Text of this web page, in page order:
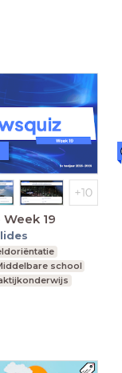
19
school